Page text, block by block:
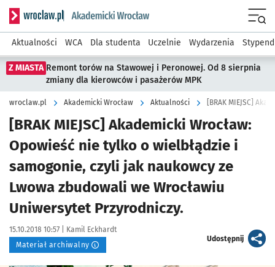
Serwis informacyjny wroclaw.pl podserwis: Akademicki
Aktualności WCA Dla studenta Uczelnie Wydarzenia
Z MIASTA Remont torów na Stawowej i Peronowej. Od 8 sierpnia
zmiany dla kierowców i pasażerów MPK
wroclaw.pl Akademicki Wrocław Aktualności
[BRAK MIEJSC] Akademicki Wrocław:
Opowieść nie tylko o wielbłądzie i
samogonie, czyli jak naukowcy ze
Lwowa zbudowali we Wrocławiu
Uniwersytet Przyrodniczy.
Data publikacji:
15.10.2018 10:57 | Autor:
Kamil Eckhardt
Materiał archiwalny
Udostępnijartykuł